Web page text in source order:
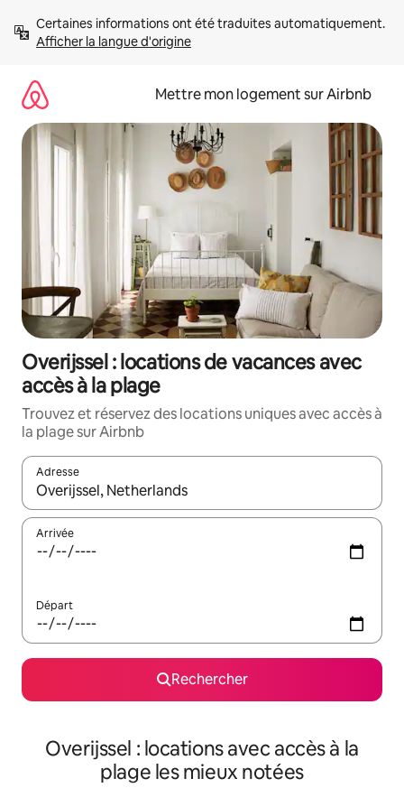
directement
Afficher la langue d'origine
Mettre mon logement sur Airbnb
Overijssel : locations de vacances avec
accès à la plage
Trouvez et réservez des locations uniques avec accès à
la plage sur Airbnb
Adresse
Lorsque les résultats s'affichent, utilisez les flèches vers le
Arrivée
Départ
Rechercher
Overijssel : locations avec accès à la
plage les mieux notées